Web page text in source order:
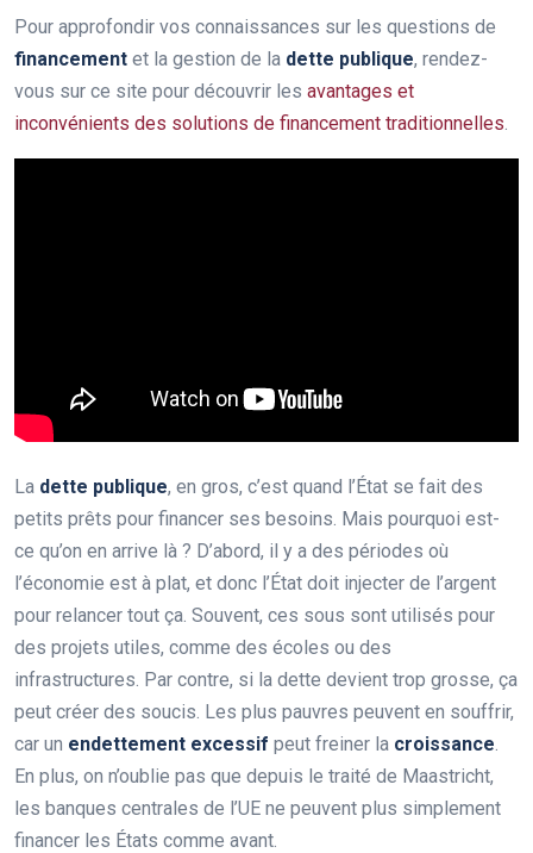
Pour approfondir vos connaissances sur les questions de
financement et la gestion de la dette publique, rendez-
vous sur ce site pour découvrir les avantages et
inconvénients des solutions de financement traditionnelles
La dette publique, en gros, c’est quand l’État se fait des
petits prêts pour financer ses besoins. Mais pourquoi est-
ce qu’on en arrive là ? D’abord, il y a des périodes où
l’économie est à plat, et donc l’État doit injecter de l’argent
pour relancer tout ça. Souvent, ces sous sont utilisés pour
des projets utiles, comme des écoles ou des
infrastructures. Par contre, si la dette devient trop grosse, ça
peut créer des soucis. Les plus pauvres peuvent en souffrir,
car un endettement excessif peut freiner la croissance.
En plus, on n’oublie pas que depuis le traité de Maastricht,
les banques centrales de l’UE ne peuvent plus simplement
financer les États comme avant.